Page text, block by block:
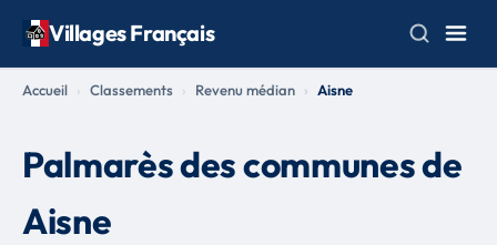
Villages Français
Accueil Classements Revenu médian Aisne
Palmarès des communes de
Aisne